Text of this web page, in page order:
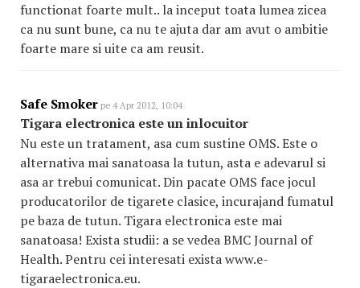
functionat foarte mult.. la inceput toata lumea zicea
ca nu sunt bune, ca nu te ajuta dar am avut o ambitie
foarte mare si uite ca am reusit.
Safe Smoker pe 4 Apr 2012, 10:04
Tigara electronica este un inlocuitor
Nu este un tratament, asa cum sustine OMS. Este o
alternativa mai sanatoasa la tutun, asta e adevarul si
asa ar trebui comunicat. Din pacate OMS face jocul
producatorilor de tigarete clasice, incurajand fumatul
pe baza de tutun. Tigara electronica este mai
sanatoasa! Exista studii: a se vedea BMC Journal of
Health. Pentru cei interesati exista www.e-
tigaraelectronica.eu.